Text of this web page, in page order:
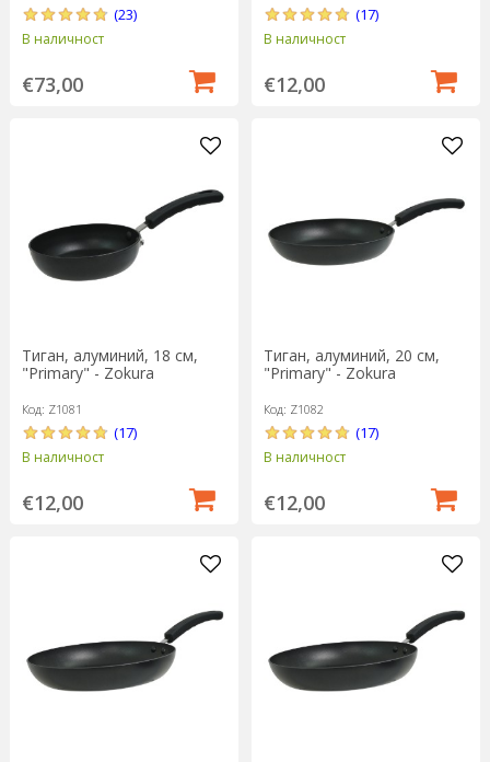
(23)
В наличност
€73,00
(17)
В наличност
€12,00
Тиган, алуминий, 18 см,
"Primary" - Zokura
Код: Z1081
(17)
В наличност
€12,00
Тиган, алуминий, 20 см,
"Primary" - Zokura
Код: Z1082
(17)
В наличност
€12,00